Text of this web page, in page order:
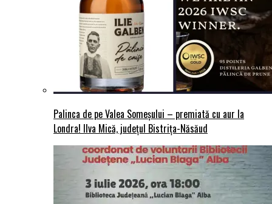
Palinca de pe Valea Someșului – premiată cu aur la
Londra! Ilva Mică, județul Bistrița-Năsăud